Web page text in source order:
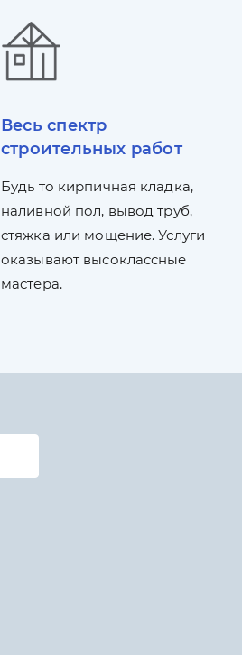
Весь спектр
строительных работ
Будь то кирпичная кладка,
наливной пол, вывод труб,
стяжка или мощение. Услуги
оказывают высоклассные
мастера.